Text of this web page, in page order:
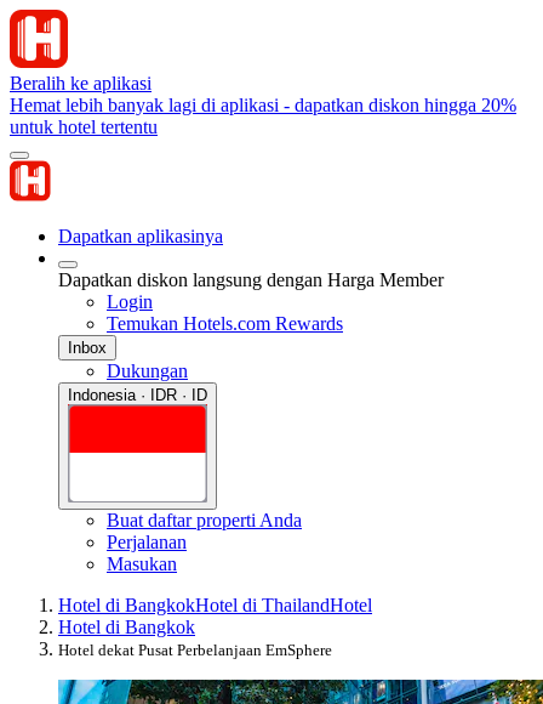
Beralih ke aplikasi
Hemat lebih banyak lagi di aplikasi - dapatkan diskon hingga 20%
untuk hotel tertentu
Dapatkan aplikasinya
Dapatkan diskon langsung dengan Harga Member
Login
Temukan Hotels.com Rewards
Inbox
Dukungan
Indonesia · IDR · ID
Buat daftar properti Anda
Perjalanan
Masukan
Hotel di BangkokHotel di ThailandHotel
Hotel di Bangkok
Hotel dekat Pusat Perbelanjaan EmSphere